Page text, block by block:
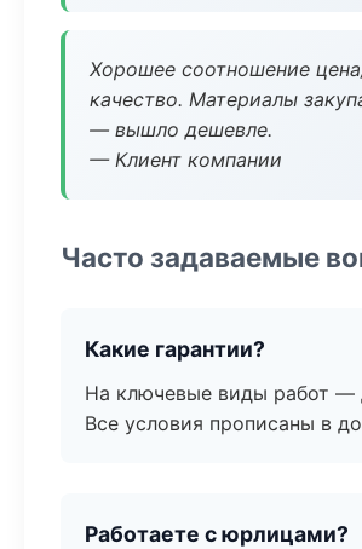
Хорошее соотношение
качество. Материалы
— вышло дешевле.
— Клиент компании
Часто задаваемые
Какие гарантии?
На ключевые виды работ —
Все условия прописаны в
Работаете с юрлицами?